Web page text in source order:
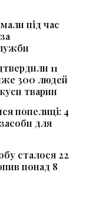
під час
11
300 людей
тварин
попелиці: 4
для
сталося 22
понад 8